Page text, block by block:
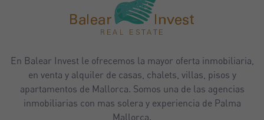
En Balear Invest le ofrecemos la mayor oferta inmobiliaria,
en venta y alquiler de casas, chalets, villas, pisos y
apartamentos de Mallorca. Somos una de las agencias
inmobiliarias con mas solera y experiencia de Palma
Mallorca.